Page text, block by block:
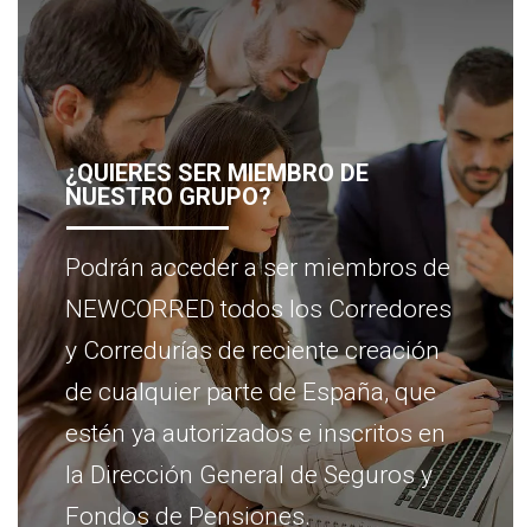
¿QUIERES SER MIEMBRO DE
NUESTRO GRUPO?
Podrán acceder a ser miembros de
NEWCORRED todos los Corredores
y Corredurías de reciente creación
de cualquier parte de España, que
estén ya autorizados e inscritos en
la Dirección General de Seguros y
Fondos de Pensiones.